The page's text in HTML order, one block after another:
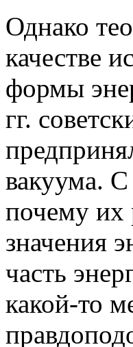
Однако
качестве
формы
гг.
вакуума.
почему их
значения
часть
какой-то